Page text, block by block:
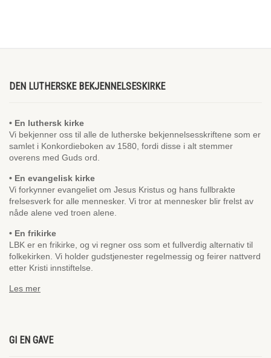
DEN LUTHERSKE BEKJENNELSESKIRKE
• En luthersk kirke
Vi bekjenner oss til alle de lutherske bekjennelsesskriftene som er
samlet i Konkordieboken av 1580, fordi disse i alt stemmer
overens med Guds ord.
• En evangelisk kirke
Vi forkynner evangeliet om Jesus Kristus og hans fullbrakte
frelsesverk for alle mennesker. Vi tror at mennesker blir frelst av
nåde alene ved troen alene.
• En frikirke
LBK er en frikirke, og vi regner oss som et fullverdig alternativ til
folkekirken. Vi holder gudstjenester regelmessig og feirer nattverd
etter Kristi innstiftelse.
Les mer
GI EN GAVE